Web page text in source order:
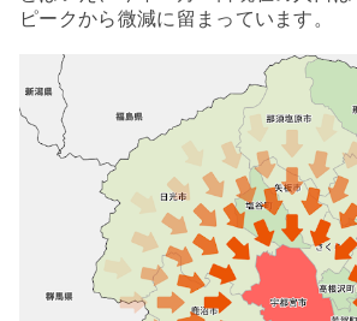
ピークから微減に留まっています。